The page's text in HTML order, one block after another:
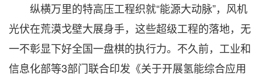
纵横万里的特高压工程织就“能源大动脉”，风机
光伏在荒漠戈壁大展身手，这些超级工程的落地，无
一不彰显下好全国一盘棋的执行力。不久前，工业和
信息化部等3部门联合印发《关于开展氢能综合应用